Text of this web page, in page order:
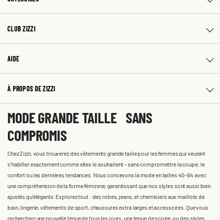
CLUB ZIZZI
AIDE
À PROPOS DE ZIZZI
MODE GRANDE TAILLE SANS
COMPROMIS
Chez Zizzi, vous trouverez des vêtements grande taille pour les femmes qui veulent
s'habiller exactement comme elles le souhaitent – sans compromettre la coupe, le
confort ou les dernières tendances. Nous concevons la mode en tailles 40-64 avec
une compréhension de la forme féminine, garantissant que nos styles sont aussi bien
ajustés qu'élégants. Explorez tout : des robes, jeans, et chemisiers aux maillots de
bain, lingerie, vêtements de sport, chaussures extra larges et accessoires. Que vous
recherchiez une nouvelle tenue de tous les jours, une tenue de soirée, ou des styles